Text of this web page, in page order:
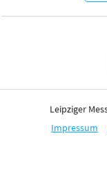
Leipziger
Impressum